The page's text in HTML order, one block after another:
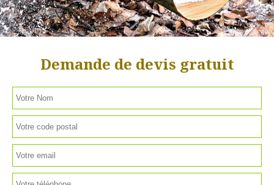
Demande de devis gratuit